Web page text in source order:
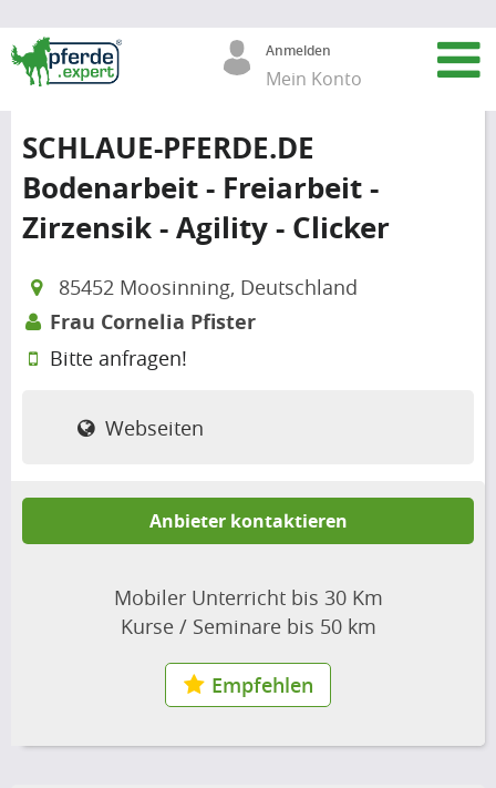
Anmelden
Mein Konto
SCHLAUE-PFERDE.DE
Bodenarbeit - Freiarbeit -
Zirzensik - Agility - Clicker
85452 Moosinning, Deutschland
Frau Cornelia Pfister
Bitte anfragen!
Webseiten
Anbieter kontaktieren
Mobiler Unterricht bis 30 Km
Kurse / Seminare bis 50 km
Empfehlen